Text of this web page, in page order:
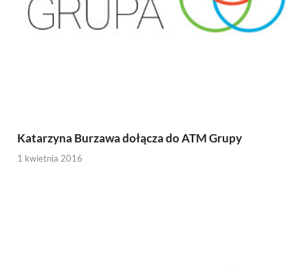
Katarzyna Burzawa dołącza do ATM Grupy
1 kwietnia 2016